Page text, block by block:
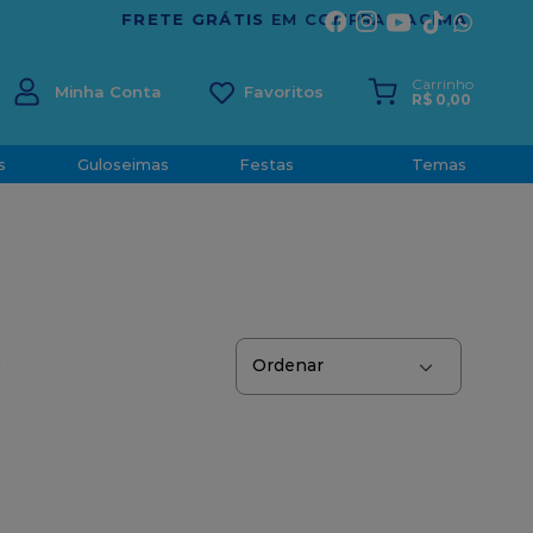
Minha Conta
Carrinho
R$ 0,00
Guloseimas Festas Temas